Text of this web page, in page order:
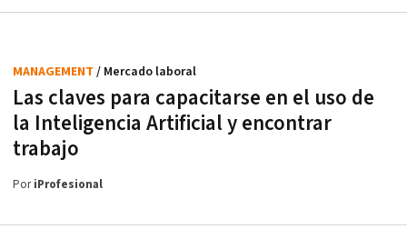
Las claves para capacitarse en el uso de
la Inteligencia Artificial y encontrar
trabajo
MANAGEMENT / Mercado laboral
PoriProfesional